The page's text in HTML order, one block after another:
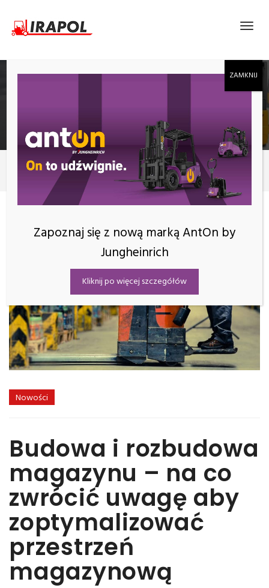
2019 październik
Miesiąc:październik 2019
Nowości
Budowa i rozbudowa
magazynu – na co
zwrócić uwagę aby
zoptymalizować
przestrzeń
magazynową
Zapoznaj się z nową marką AntOn by
Jungheinrich
Kliknij po więcej szczegółów